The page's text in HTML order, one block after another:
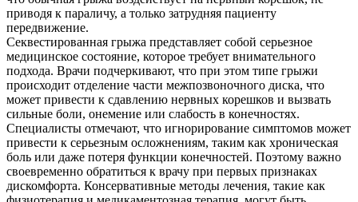
приводя к параличу, а только затрудняя пациенту
передвижение.
Секвестированная грыжа представляет собой серьезное
медицинское состояние, которое требует внимательного
подхода. Врачи подчеркивают, что при этом типе грыжи
происходит отделение части межпозвоночного диска, что
может привести к сдавлению нервных корешков и вызвать
сильные боли, онемение или слабость в конечностях.
Специалисты отмечают, что игнорирование симптомов может
привести к серьезным осложнениям, таким как хроническая
боль или даже потеря функции конечностей. Поэтому важно
своевременно обратиться к врачу при первых признаках
дискомфорта. Консервативные методы лечения, такие как